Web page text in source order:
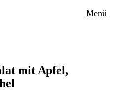
Menü
mit Apfel,